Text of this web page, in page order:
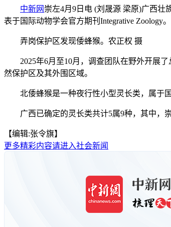
中新网 崇左4月9日电 (刘晟源 梁原)广西
表于国际动物学会官方期刊Integrative Zoology。
弄岗保护区发现倭蜂猴。农正权 摄
2025年6月至10月，调查团队在野外开展了
然保护区及其外围区域。
北倭蜂猴是一种夜行性小型灵长类，属于国
广西已确定的灵长类共计5属9种，其中，崇
【编辑:张令旗】
更多精彩内容请进入社会新闻